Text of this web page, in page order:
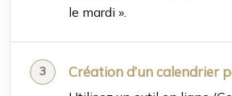
le mardi ».
Création d’un calendrier